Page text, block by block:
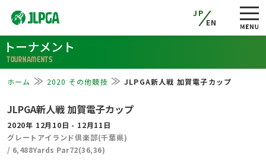
JP
EN
トーナメント
TOURNAMENTS
ホーム 2020 その他競技 JLPGA新人戦 加賀電子カップ
JLPGA新人戦 加賀電子カップ
2020年 12月10日 - 12月11日
グレートアイランド倶楽部(千葉県)
/ 6,488Yards Par72(36,36)